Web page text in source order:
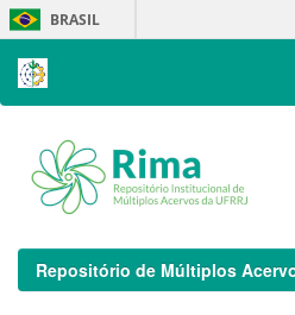
Skip
navigation
BRASIL
Repositório de Múltiplos